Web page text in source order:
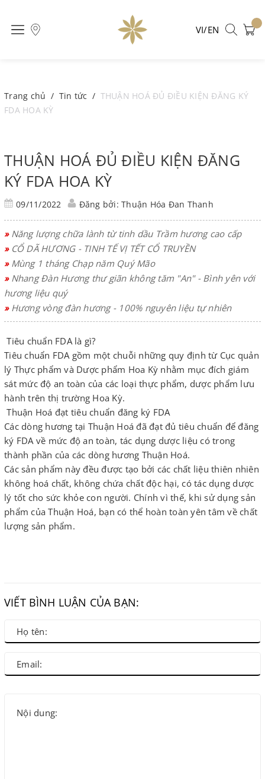
VI/EN
Trang chủ / Tin tức / THUẬN HOÁ ĐỦ ĐIỀU KIỆN ĐĂNG KÝ
FDA HOA KỲ
THUẬN HOÁ ĐỦ ĐIỀU KIỆN ĐĂNG
KÝ FDA HOA KỲ
09/11/2022 Đăng bởi: Thuận Hóa Đan Thanh
»Năng lượng chữa lành từ tinh dầu Trầm hương cao cấp
»CỔ DÃ HƯƠNG - TINH TẾ VỊ TẾT CỔ TRUYỀN
»Mùng 1 tháng Chạp năm Quý Mão
»Nhang Đàn Hương thư giãn không tăm "An" - Bình yên với
hương liệu quý
»Hương vòng đàn hương - 100% nguyên liệu tự nhiên
Tiêu chuẩn FDA là gì?
Tiêu chuẩn FDA gồm một chuỗi những quy định từ Cục quản
lý Thực phẩm và Dược phẩm Hoa Kỳ nhằm mục đích giám
sát mức độ an toàn của các loại thực phẩm, dược phẩm lưu
hành trên thị trường Hoa Kỳ.
Thuận Hoá đạt tiêu chuẩn đăng ký FDA
Các dòng hương tại Thuận Hoá đã đạt đủ tiêu chuẩn để đăng
ký FDA về mức độ an toàn, tác dụng dược liệu có trong
thành phần của các dòng hương Thuận Hoá.
Các sản phẩm này đều được tạo bởi các chất liệu thiên nhiên
không hoá chất, không chứa chất độc hại, có tác dụng dược
lý tốt cho sức khỏe con người. Chính vì thế, khi sử dụng sản
phẩm của Thuận Hoá, bạn có thể hoàn toàn yên tâm về chất
lượng sản phẩm.
VIẾT BÌNH LUẬN CỦA BẠN: